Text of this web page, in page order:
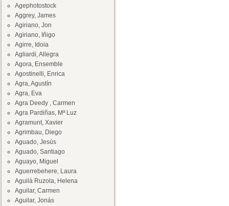
Agephotostock
Aggrey, James
Agiriano, Jon
Agiriano, Iñigo
Agirre, Idoia
Agliardi, Allegra
Agora, Ensemble
Agostinelli, Enrica
Agra, Agustín
Agra, Eva
Agra Deedy , Carmen
Agra Pardiñas, Mª Luz
Agramunt, Xavier
Agrimbau, Diego
Aguado, Jesús
Aguado, Santiago
Aguayo, Miguel
Aguerrebehere, Laura
Aguilà Ruzola, Helena
Aguilar, Carmen
Aguilar, Jonás